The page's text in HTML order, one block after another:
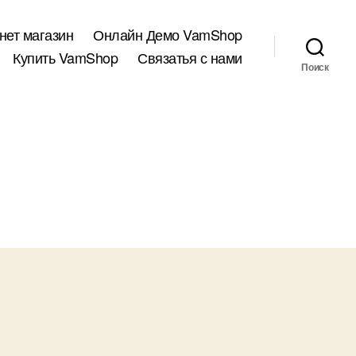
магазин
Онлайн Демо VamShop
Купить VamShop
Связатья с нами Поиск